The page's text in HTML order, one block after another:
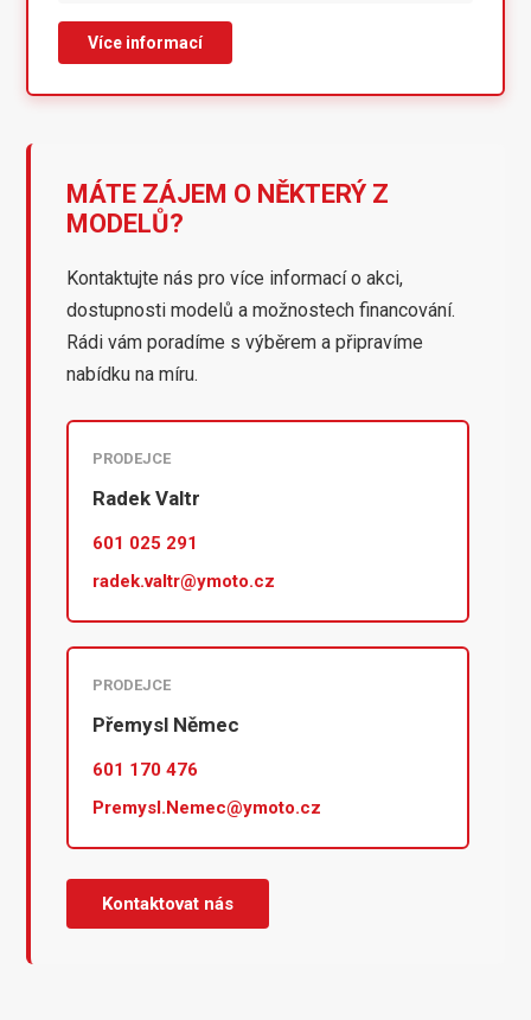
Více informací
MÁTE ZÁJEM O NĚKTERÝ Z
MODELŮ?
Kontaktujte nás pro více informací o akci,
dostupnosti modelů a možnostech financování.
Rádi vám poradíme s výběrem a připravíme
nabídku na míru.
PRODEJCE
Radek Valtr
601 025 291
radek.valtr@ymoto.cz
PRODEJCE
Přemysl Němec
601 170 476
Premysl.Nemec@ymoto.cz
Kontaktovat nás